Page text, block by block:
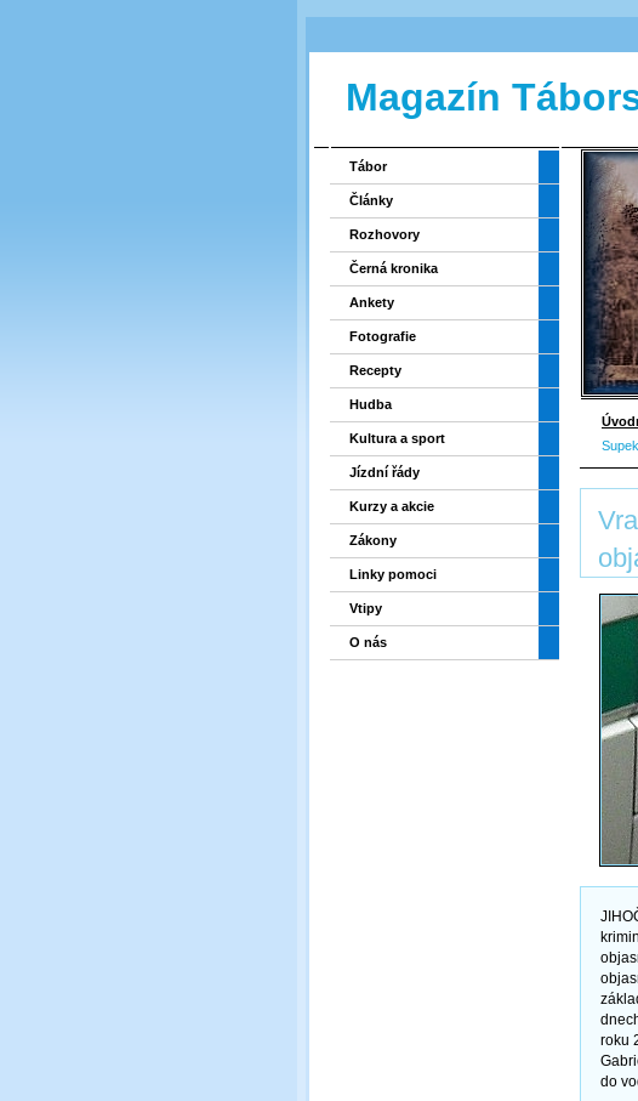
Magazín
roku
do
Tábor
Články
Rozhovory
Černá kronika
Ankety
Fotografie
Recepty
Hudba
Kultura a sport
Jízdní řády
Kurzy a akcie
Zákony
Linky pomoci
Vtipy
O nás